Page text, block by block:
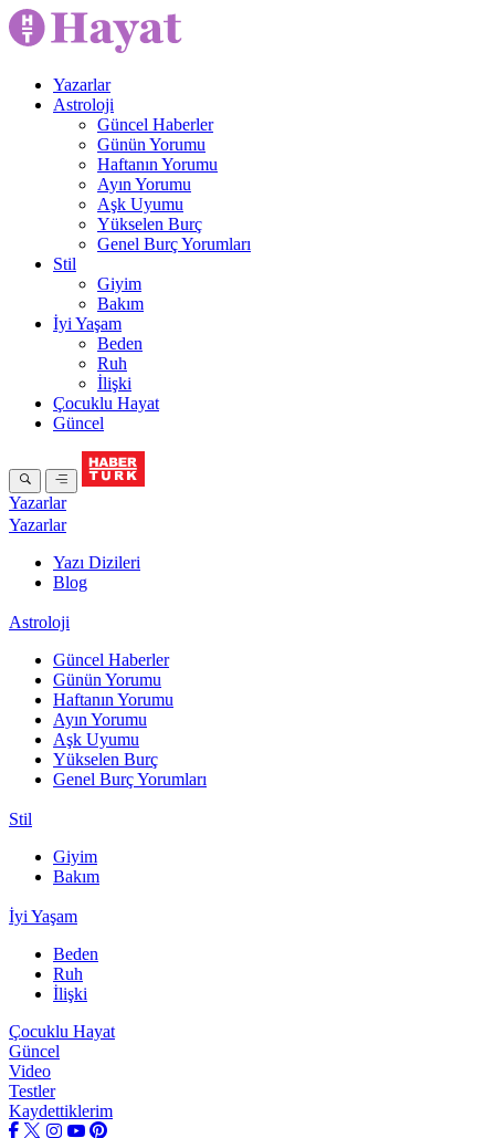
Yazarlar
Astroloji
Güncel Haberler
Günün Yorumu
Haftanın Yorumu
Ayın Yorumu
Aşk Uyumu
Yükselen Burç
Genel Burç Yorumları
Stil
Giyim
Bakım
İyi Yaşam
Beden
Ruh
İlişki
Çocuklu Hayat
Güncel
Yazarlar
Yazarlar
Yazı Dizileri
Blog
Astroloji
Güncel Haberler
Günün Yorumu
Haftanın Yorumu
Ayın Yorumu
Aşk Uyumu
Yükselen Burç
Genel Burç Yorumları
Stil
Giyim
Bakım
İyi Yaşam
Beden
Ruh
İlişki
Çocuklu Hayat
Güncel
Video
Testler
Kaydettiklerim